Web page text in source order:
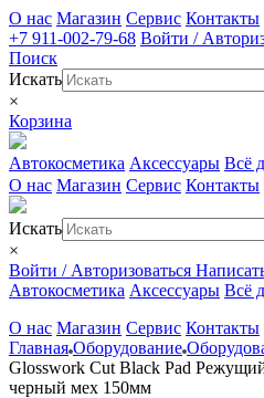
О нас Магазин Сервис Контакты
+7 911-002-79-68 Войти /
Поиск
Искать
×
Корзина
Автокосметика Аксессуары Всё
О нас Магазин Сервис Контакты
Искать
×
Войти / Авторизоваться
Автокосметика Аксессуары Всё
О нас Магазин Сервис Контакты
Главная Оборудование
Glosswork Cut Black Pad
черный мех 150мм